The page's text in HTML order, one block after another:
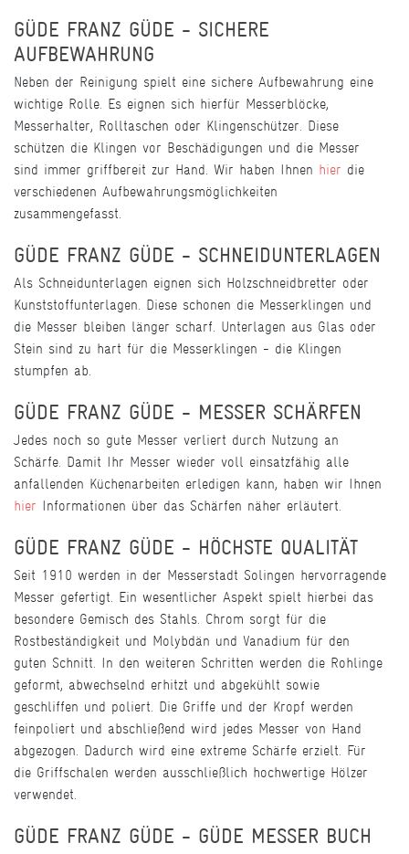
GÜDE FRANZ GÜDE - SICHERE
AUFBEWAHRUNG
Neben der Reinigung spielt eine sichere Aufbewahrung eine
wichtige Rolle. Es eignen sich hierfür Messerblöcke,
Messerhalter, Rolltaschen oder Klingenschützer. Diese
schützen die Klingen vor Beschädigungen und die Messer
sind immer griffbereit zur Hand. Wir haben Ihnen hier die
verschiedenen Aufbewahrungsmöglichkeiten
zusammengefasst.
GÜDE FRANZ GÜDE - SCHNEIDUNTERLAGEN
Als Schneidunterlagen eignen sich Holzschneidbretter oder
Kunststoffunterlagen. Diese schonen die Messerklingen und
die Messer bleiben länger scharf. Unterlagen aus Glas oder
Stein sind zu hart für die Messerklingen - die Klingen
stumpfen ab.
GÜDE FRANZ GÜDE - MESSER SCHÄRFEN
Jedes noch so gute Messer verliert durch Nutzung an
Schärfe. Damit Ihr Messer wieder voll einsatzfähig alle
anfallenden Küchenarbeiten erledigen kann, haben wir Ihnen
hier Informationen über das Schärfen näher erläutert.
GÜDE FRANZ GÜDE - HÖCHSTE QUALITÄT
Seit 1910 werden in der Messerstadt Solingen hervorragende
Messer gefertigt. Ein wesentlicher Aspekt spielt hierbei das
besondere Gemisch des Stahls. Chrom sorgt für die
Rostbeständigkeit und Molybdän und Vanadium für den
guten Schnitt. In den weiteren Schritten werden die Rohlinge
geformt, abwechselnd erhitzt und abgekühlt sowie
geschliffen und poliert. Die Griffe und der Kropf werden
feinpoliert und abschließend wird jedes Messer von Hand
abgezogen. Dadurch wird eine extreme Schärfe erzielt. Für
die Griffschalen werden ausschließlich hochwertige Hölzer
verwendet.
GÜDE FRANZ GÜDE - GÜDE MESSER BUCH